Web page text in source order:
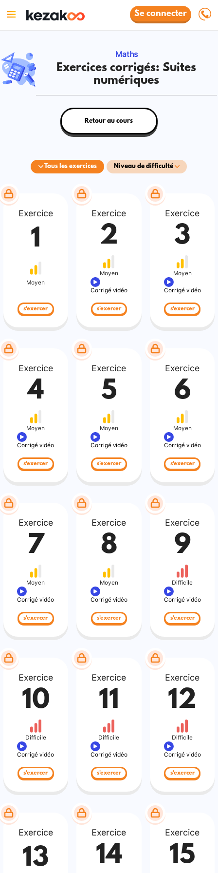
Se connecter
Maths
Exercices corrigés: Suites
numériques
Tous les exercices Niveau de difficulté
Retour au cours
Exercice
1
Moyen
s'exercer
Exercice
2
Moyen
Corrigé vidéo
s'exercer
Exercice
3
Moyen
Corrigé vidéo
s'exercer
Exercice
4
Moyen
Corrigé vidéo
s'exercer
Exercice
5
Moyen
Corrigé vidéo
s'exercer
Exercice
6
Moyen
Corrigé vidéo
s'exercer
Exercice
7
Moyen
Corrigé vidéo
s'exercer
Exercice
8
Moyen
Corrigé vidéo
s'exercer
Exercice
9
Difficile
Corrigé vidéo
s'exercer
Exercice
10
Difficile
Corrigé vidéo
s'exercer
Exercice
11
Difficile
Corrigé vidéo
s'exercer
Exercice
12
Difficile
Corrigé vidéo
s'exercer
Exercice
13
Exercice
14
Exercice
15